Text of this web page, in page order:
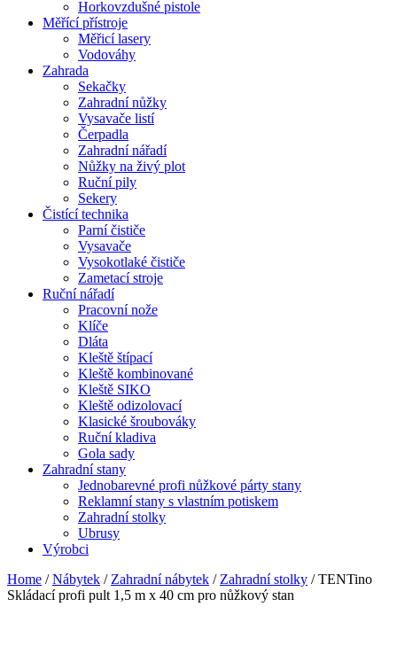
Horkovzdušné pistole
Měřící přístroje
Měřicí lasery
Vodováhy
Zahrada
Sekačky
Zahradní nůžky
Vysavače listí
Čerpadla
Zahradní nářadí
Nůžky na živý plot
Ruční pily
Sekery
Čistící technika
Parní čističe
Vysavače
Vysokotlaké čističe
Zametací stroje
Ruční nářadí
Pracovní nože
Klíče
Dláta
Kleště štípací
Kleště kombinované
Kleště SIKO
Kleště odizolovací
Klasické šroubováky
Ruční kladiva
Gola sady
Zahradní stany
Jednobarevné profi nůžkové párty stany
Reklamní stany s vlastním potiskem
Zahradní stolky
Ubrusy
Výrobci
Home /Nábytek / Zahradní nábytek / Zahradní stolky / TENTino
Skládací profi pult 1,5 m x 40 cm pro nůžkový stan